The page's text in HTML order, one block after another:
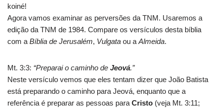
koiné!
Agora vamos examinar as perversões da TNM. Usaremos a
edição da TNM de 1984. Compare os versículos desta bíblia
com aBíblia de Jerusalém, Vulgata ou aAlmeida.
Mt. 3:3: “Preparai o caminho de Jeová.”
Neste versículo vemos que eles tentam dizer que João Batista
está preparando o caminho para Jeová, enquanto que a
referência é preparar as pessoas paraCristo (veja Mt. 3:11;